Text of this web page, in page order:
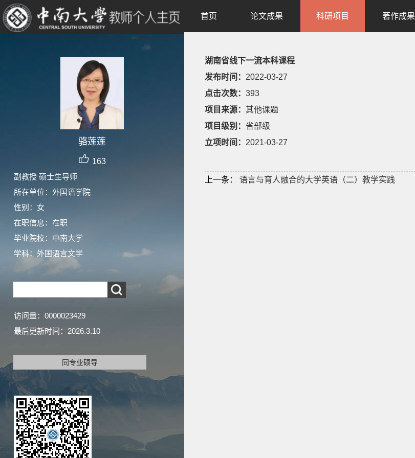
骆莲莲
163
副教授 硕士生导师
所在单位：外国语学院
性别：女
在职信息：在职
毕业院校：中南大学
学科：外国语言文学
访问量： 0000023429
最后更新时间： 2026.3.10
同专业硕导
首页 论文成果 科研项目 著作成果
湖南省线下一流本科课程
发布时间： 2022-03-27
点击次数： 393
项目来源： 其他课题
项目级别： 省部级
立项时间： 2021-03-27
上一条： 语言与育人融合的大学英语（二）教学实践